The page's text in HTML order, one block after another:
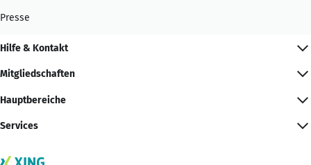
Presse
Hilfe & Kontakt
Mitgliedschaften
Hauptbereiche
Services